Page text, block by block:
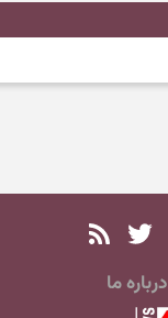
درباره ما